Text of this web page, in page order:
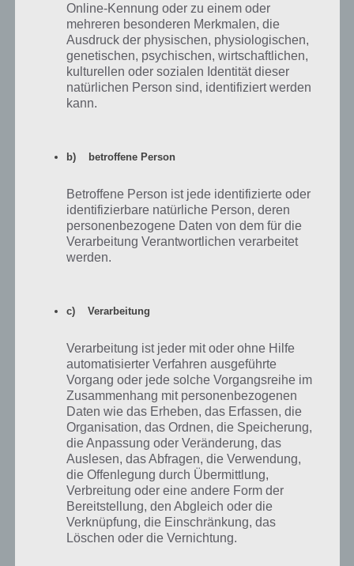
In einer schwierigen finanziellen Lage
Großformatiges Nachrichtenmedium ZEITUNG
Berühmter Stummfilm- Komiker mit Bärtchen CHAPLIN
Popballade der Bangles (1989): _Flame
Codycross Lösung Gruppe 20 – Rätsel 5
Zum Abschluss der Gruppe 20 in Codycross hier die Lösungen zu
Oft gecoverter Soulsong von Ben E. King
Spanische Sektmarke FREIXENET
Moderator von Nachrichtensendungen (engl.) ANCHORMAN
Britischer Apportierhund: Golden __ RETRIEVER
Großmutter von Karl dem Großen CHRODTRUD
Deutsche Autorin und Regisseurin: Jenny __ ERPENBECK
Deutsche Stadt mit einer Schwebebahn WUPPERTAL
Online-Kennung oder zu einem oder
mehreren besonderen Merkmalen, die
Ausdruck der physischen, physiologischen,
genetischen, psychischen, wirtschaftlichen,
kulturellen oder sozialen Identität dieser
natürlichen Person sind, identifiziert werden
kann.
b) betroffene Person
Betroffene Person ist jede identifizierte oder
identifizierbare natürliche Person, deren
personenbezogene Daten von dem für die
Verarbeitung Verantwortlichen verarbeitet
werden.
c) Verarbeitung
Verarbeitung ist jeder mit oder ohne Hilfe
automatisierter Verfahren ausgeführte
Vorgang oder jede solche Vorgangsreihe im
Zusammenhang mit personenbezogenen
Daten wie das Erheben, das Erfassen, die
Organisation, das Ordnen, die Speicherung,
die Anpassung oder Veränderung, das
Auslesen, das Abfragen, die Verwendung,
die Offenlegung durch Übermittlung,
Verbreitung oder eine andere Form der
Bereitstellung, den Abgleich oder die
Verknüpfung, die Einschränkung, das
Löschen oder die Vernichtung.